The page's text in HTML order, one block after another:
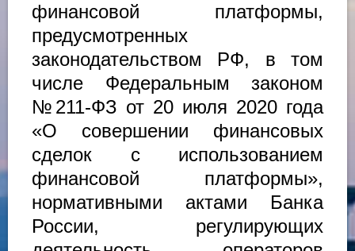
финансовой платформы,
предусмотренных
законодательством РФ, в том
числе Федеральным законом
№211-ФЗ от 20 июля 2020 года
«О совершении финансовых
сделок с использованием
финансовой платформы»,
нормативными актами Банка
России, регулирующих